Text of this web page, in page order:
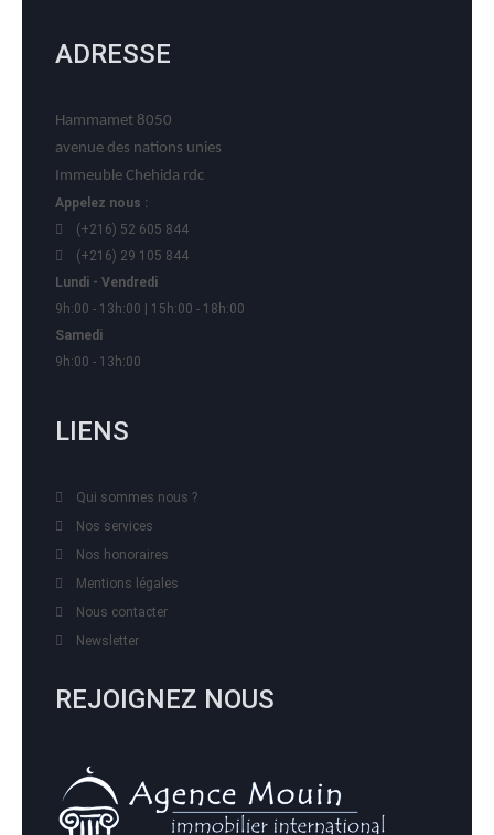
ADRESSE
Hammamet 8050
avenue des nations unies
Immeuble Chehida rdc
Appelez nous :
(+216) 52 605 844
(+216) 29 105 844
Lundi - Vendredi
9h:00 - 13h:00 | 15h:00 - 18h:00
Samedi
9h:00 - 13h:00
LIENS
Qui sommes nous ?
Nos services
Nos honoraires
Mentions légales
Nous contacter
Newsletter
REJOIGNEZ NOUS